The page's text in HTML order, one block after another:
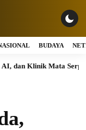
BUDAYA
Klinik Mata Serpong